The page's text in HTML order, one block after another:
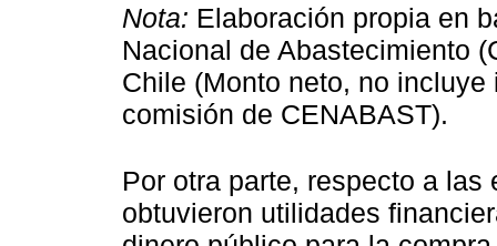
Nota: Elaboración propia en
Nacional de Abastecimiento
Chile (Monto neto, no
comisión de CENABAST).
Por otra parte, respecto a
obtuvieron utilidades